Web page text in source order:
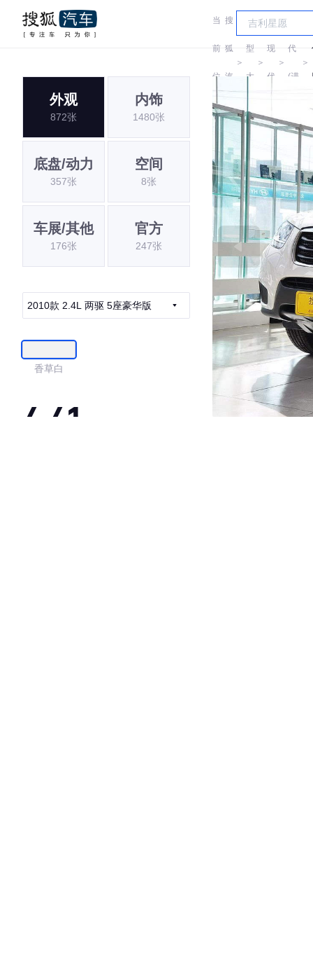
当
前
位
置:
搜
狐
汽
车
＞
车
型
大
＞
现
代
＞
代
(进
＞
外观
872张
内饰
1480张
底盘/动力
357张
空间
8张
车展/其他
176张
官方
247张
2010款 2.4L 两驱 5座豪华版
香草白
4.41